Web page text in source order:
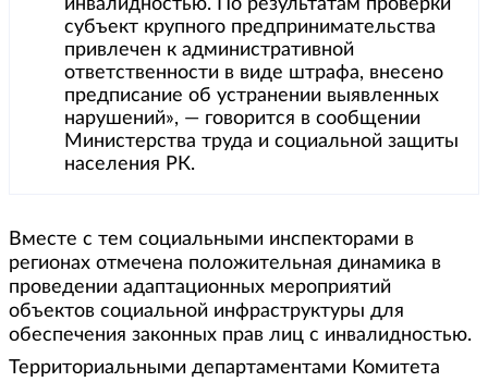
инвалидностью. По результатам проверки
субъект крупного предпринимательства
привлечен к административной
ответственности в виде штрафа, внесено
предписание об устранении выявленных
нарушений», — говорится в сообщении
Министерства труда и социальной защиты
населения РК.
Вместе с тем социальными инспекторами в
регионах отмечена положительная динамика в
проведении адаптационных мероприятий
объектов социальной инфраструктуры для
обеспечения законных прав лиц с инвалидностью.
Территориальными департаментами Комитета